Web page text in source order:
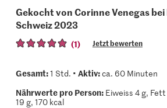
Gekocht von Corinne Venegas
Schweiz 2023
(1) Jetzt bewerten
Gesamt:1 Std. • Aktiv:ca. 60 Minuten
Nährwerte pro Person:Eiweiss 4 g,
19 g, 170 kcal